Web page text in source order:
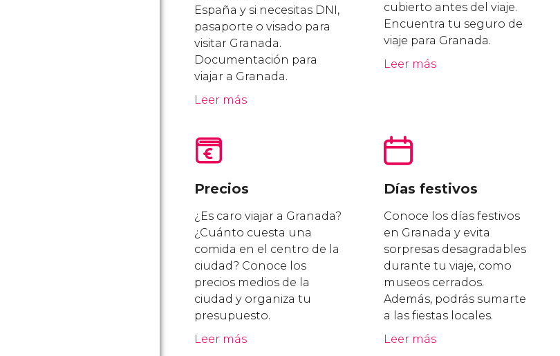
España y si necesitas DNI,
pasaporte o visado para
visitar Granada.
Documentación para
viajar a Granada.
Leer más
cubierto antes del viaje.
Encuentra tu seguro de
viaje para Granada.
Leer más
Precios
¿Es caro viajar a Granada?
¿Cuánto cuesta una
comida en el centro de la
ciudad? Conoce los
precios medios de la
ciudad y organiza tu
presupuesto.
Leer más
Días festivos
Conoce los días festivos
en Granada y evita
sorpresas desagradables
durante tu viaje, como
museos cerrados.
Además, podrás sumarte
a las fiestas locales.
Leer más